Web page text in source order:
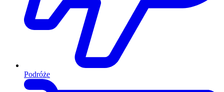
Podróże